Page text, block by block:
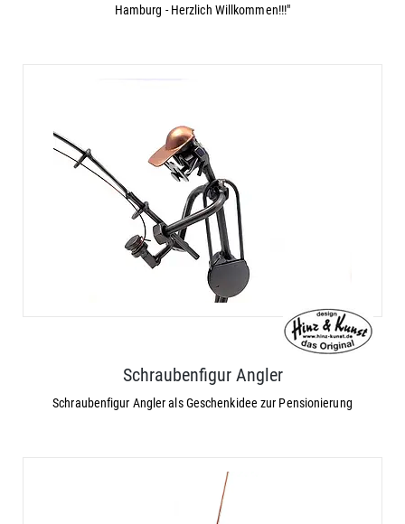
Hamburg - Herzlich Willkommen!!!"
Schraubenfigur Angler
Schraubenfigur Angler als Geschenkidee zur Pensionierung